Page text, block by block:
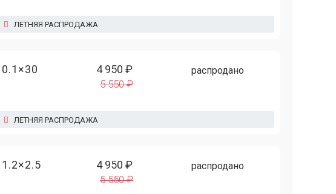
ЛЕТНЯЯ РАСПРОДАЖА
0.1×30 4 950 ₽
5 550 ₽
распродано
ЛЕТНЯЯ РАСПРОДАЖА
1.2×2.5 4 950 ₽
5 550 ₽
распродано